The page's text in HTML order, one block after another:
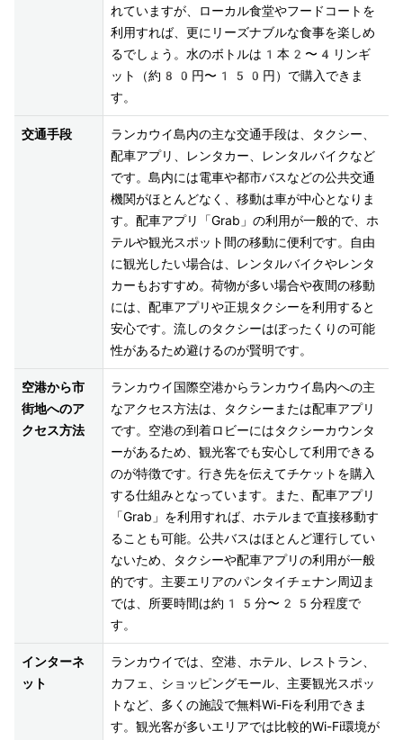
れていますが、ローカル食堂やフードコートを
利用すれば、更にリーズナブルな食事を楽しめ
るでしょう。水のボトルは1本2〜4リンギ
ット（約80円〜150円）で購入できま
す。
交通手段
ランカウイ島内の主な交通手段は、タクシー、
配車アプリ、レンタカー、レンタルバイクなど
です。島内には電車や都市バスなどの公共交通
機関がほとんどなく、移動は車が中心となりま
す。配車アプリ「Grab」の利用が一般的で、ホ
テルや観光スポット間の移動に便利です。自由
に観光したい場合は、レンタルバイクやレンタ
カーもおすすめ。荷物が多い場合や夜間の移動
には、配車アプリや正規タクシーを利用すると
安心です。流しのタクシーはぼったくりの可能
空港から市
街地へのア
クセス方法
ランカウイ国際空港からランカウイ島内への主
なアクセス方法は、タクシーまたは配車アプリ
です。空港の到着ロビーにはタクシーカウンタ
ーがあるため、観光客でも安心して利用できる
のが特徴です。行き先を伝えてチケットを購入
する仕組みとなっています。また、配車アプリ
「Grab」を利用すれば、ホテルまで直接移動す
ることも可能。公共バスはほとんど運行してい
ないため、タクシーや配車アプリの利用が一般
的です。主要エリアのパンタイチェナン周辺ま
では、所要時間は約15分〜25分程度で
す。
インターネ
ット
ランカウイでは、空港、ホテル、レストラン、
カフェ、ショッピングモール、主要観光スポッ
トなど、多くの施設で無料Wi-Fiを利用できま
す。観光客が多いエリアでは比較的Wi-Fi環境が